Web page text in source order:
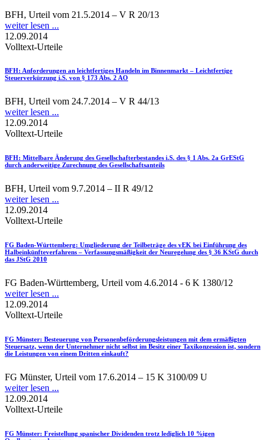
BFH, Urteil vom 21.5.2014 – V R 20/13
weiter lesen ...
12.09.2014
Volltext-Urteile
BFH: Anforderungen an leichtfertiges Handeln im Binnenmarkt – Leichtfertige
Steuerverkürzung i.S. von § 173 Abs. 2 AO
BFH, Urteil vom 24.7.2014 – V R 44/13
weiter lesen ...
12.09.2014
Volltext-Urteile
BFH: Mittelbare Änderung des Gesellschafterbestandes i.S. des § 1 Abs. 2a GrEStG
durch anderweitige Zurechnung des Gesellschaftsanteils
BFH, Urteil vom 9.7.2014 – II R 49/12
weiter lesen ...
12.09.2014
Volltext-Urteile
FG Baden-Württemberg: Umgliederung der Teilbeträge des vEK bei Einführung des
Halbeinkünfteverfahrens – Verfassungsmäßigkeit der Neuregelung des § 36 KStG durch
das JStG 2010
FG Baden-Württemberg, Urteil vom 4.6.2014 - 6 K 1380/12
weiter lesen ...
12.09.2014
Volltext-Urteile
FG Münster: Besteuerung von Personenbeförderungsleistungen mit dem ermäßigten
Steuersatz, wenn der Unternehmer nicht selbst im Besitz einer Taxikonzession ist, sondern
die Leistungen von einem Dritten einkauft?
FG Münster, Urteil vom 17.6.2014 – 15 K 3100/09 U
weiter lesen ...
12.09.2014
Volltext-Urteile
FG Münster: Freistellung spanischer Dividenden trotz lediglich 10 %igen